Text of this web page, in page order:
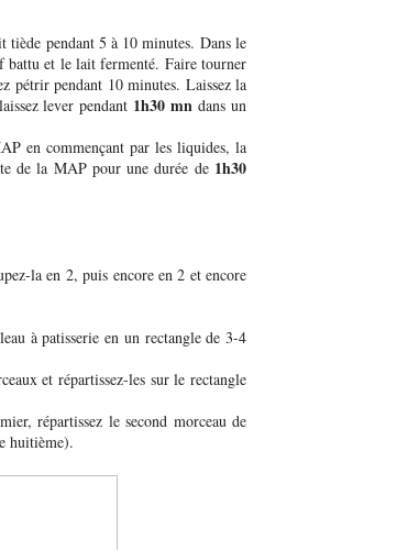
pendant 5 à 10 minutes. Dans le
battu et le lait fermenté. Faire tourner
pétrir pendant 10 minutes. Laissez la
lever pendant 1h30 mndans un
en commençant par les liquides, la
de la MAP pour une durée de 1h30
la en 2, puis encore en 2 et encore
à patisserie en un rectangle de 3-4
et répartissez-les sur le rectangle
répartissez le second morceau de
huitième).